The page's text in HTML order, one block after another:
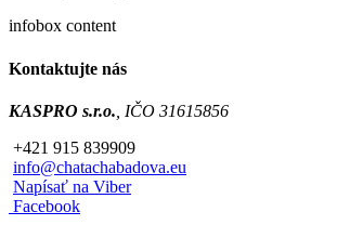
infobox content
Kontaktujte nás
KASPRO s.r.o. , IČO 31615856
+421 915 839909
info@chatachabadova.eu
Napísať na Viber
Facebook